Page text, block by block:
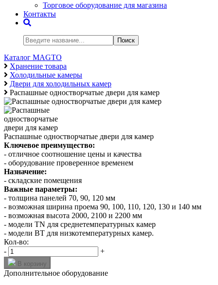
Торговое оборудование для магазина
Контакты
Поиск
Каталог MAGTO
Хранение товара
Холодильные камеры
Двери для холодильных камер
Распашные одностворчатые двери для камер
Распашные одностворчатые двери для камер
Ключевое преимущество:
- отличное соотношение цены и качества
- оборудование проверенное временем
Назначение:
- складские помещения
Важные параметры:
- толщина панелей 70, 90, 120 мм
- возможная ширина проема 90, 100, 110, 120, 130 и 140 мм
- возможная высота 2000, 2100 и 2200 мм
- модели TN для среднетемпературных камер
- модели BT для низкотемпературных камер.
Кол-во:
-
+
В корзину
Дополнительное оборудование